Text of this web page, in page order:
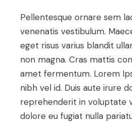
Pellentesque ornare sem
venenatis vestibulum.
eget risus varius blandit
non magna. Cras mattis
amet fermentum. Lorem
nibh vel id. Duis aute irure
reprehenderit in voluptate
dolore eu fugiat nulla